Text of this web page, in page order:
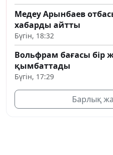
Медеу Арынбаев
хабарды айтты
Бүгін, 18:32
Вольфрам бағасы бір
қымбаттады
Бүгін, 17:29
Барлық